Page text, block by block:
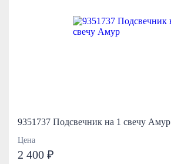
9351737 Подсвечник на 1 свечу Амур
Цена
2 400 ₽